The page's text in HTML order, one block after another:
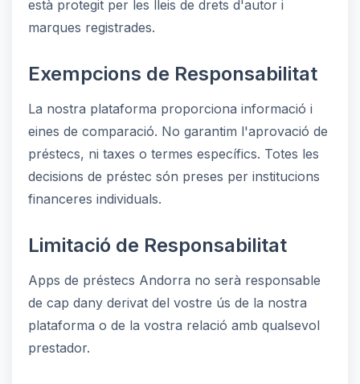
està protegit per les lleis de drets d'autor i
marques registrades.
Exempcions de Responsabilitat
La nostra plataforma proporciona informació i
eines de comparació. No garantim l'aprovació de
préstecs, ni taxes o termes específics. Totes les
decisions de préstec són preses per institucions
financeres individuals.
Limitació de Responsabilitat
Apps de préstecs Andorra no serà responsable
de cap dany derivat del vostre ús de la nostra
plataforma o de la vostra relació amb qualsevol
prestador.